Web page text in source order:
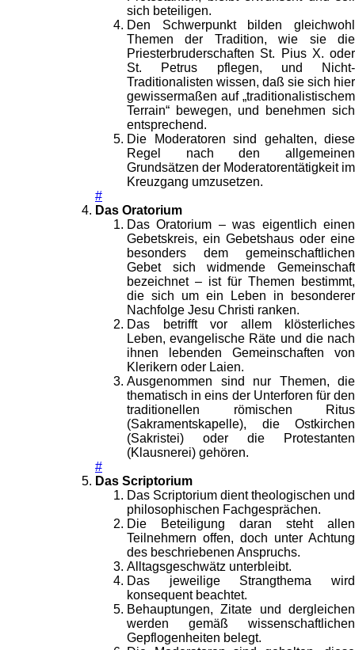
sich beteiligen.
Den Schwerpunkt bilden gleichwohl
Themen der Tradition, wie sie die
Priesterbruderschaften St. Pius X. oder
St. Petrus pflegen, und Nicht-
Traditionalisten wissen, daß sie sich hier
gewissermaßen auf „traditionalistischem
Terrain“ bewegen, und benehmen sich
entsprechend.
Die Moderatoren sind gehalten, diese
Regel nach den allgemeinen
Grundsätzen der Moderatorentätigkeit im
Kreuzgang umzusetzen.
#
Das Oratorium
Das Oratorium – was eigentlich einen
Gebetskreis, ein Gebetshaus oder eine
besonders dem gemeinschaftlichen
Gebet sich widmende Gemeinschaft
bezeichnet – ist für Themen bestimmt,
die sich um ein Leben in besonderer
Nachfolge Jesu Christi ranken.
Das betrifft vor allem klösterliches
Leben, evangelische Räte und die nach
ihnen lebenden Gemeinschaften von
Klerikern oder Laien.
Ausgenommen sind nur Themen, die
thematisch in eins der Unterforen für den
traditionellen römischen Ritus
(Sakramentskapelle), die Ostkirchen
(Sakristei) oder die Protestanten
(Klausnerei) gehören.
#
Das Scriptorium
Das Scriptorium dient theologischen und
philosophischen Fachgesprächen.
Die Beteiligung daran steht allen
Teilnehmern offen, doch unter Achtung
des beschriebenen Anspruchs.
Alltagsgeschwätz unterbleibt.
Das jeweilige Strangthema wird
konsequent beachtet.
Behauptungen, Zitate und dergleichen
werden gemäß wissenschaftlichen
Gepflogenheiten belegt.